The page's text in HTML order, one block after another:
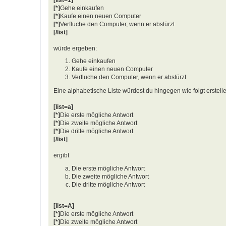
[*]Gehe einkaufen
[*]Kaufe einen neuen Computer
[*]Verfluche den Computer, wenn er abstürzt
[/list]
würde ergeben:
Gehe einkaufen
Kaufe einen neuen Computer
Verfluche den Computer, wenn er abstürzt
Eine alphabetische Liste würdest du hingegen wie folgt
[list=a]
[*] Die erste mögliche Antwort
[*] Die zweite mögliche Antwort
[*] Die dritte mögliche Antwort
[/list]
ergibt
Die erste mögliche Antwort
Die zweite mögliche Antwort
Die dritte mögliche Antwort
[list=A]
[*] Die erste mögliche Antwort
[*] Die zweite mögliche Antwort